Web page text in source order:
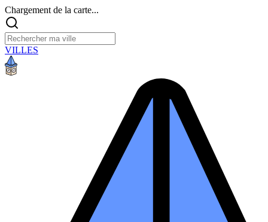
Chargement de la carte...
VILLES